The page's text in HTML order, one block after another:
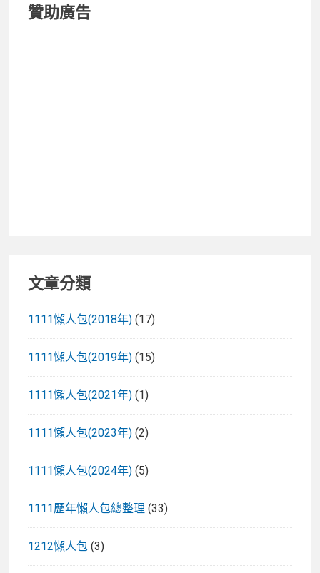
贊助廣告
文章分類
1111懶人包(2018年) (17)
1111懶人包(2019年) (15)
1111懶人包(2021年) (1)
1111懶人包(2023年) (2)
1111懶人包(2024年) (5)
1111歷年懶人包總整理 (33)
1212懶人包 (3)